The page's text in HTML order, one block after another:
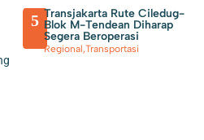
5 Transjakarta Rute Ciledug-
Blok M-Tendean Diharap
Segera Beroperasi
Regional,Transportasi